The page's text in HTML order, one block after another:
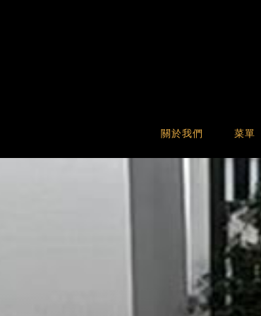
關於我們 菜單